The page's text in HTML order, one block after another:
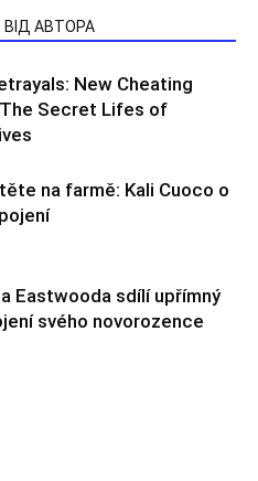
ВІД АВТОРА
New Cheating
Secret Lifes of
na farmě: Kali Cuoco o
Eastwooda sdílí upřímný
svého novorozence